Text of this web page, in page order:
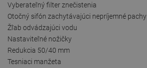
Vyberateľný filter znečistenia
Otočný sifón zachytávajúci nepríjemné pachy
Žľab odvádzajúci vodu
Nastaviteľné nožičky
Redukcia 50/40 mm
Tesniaci manžeta